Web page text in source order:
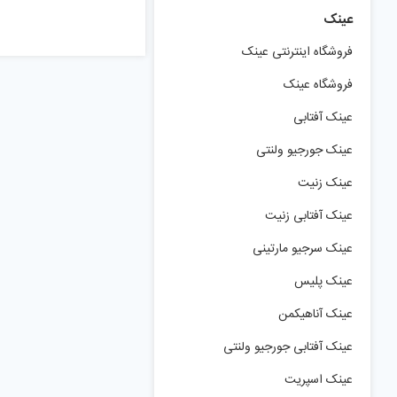
عینک
فروشگاه اینترنتی عینک
فروشگاه عینک
عینک آفتابی
عینک جورجیو ولنتی
عینک زنیت
عینک آفتابی زنیت
عینک سرجیو مارتینی
عینک پلیس
عینک آناهیکمن
عینک آفتابی جورجیو ولنتی
عینک اسپریت